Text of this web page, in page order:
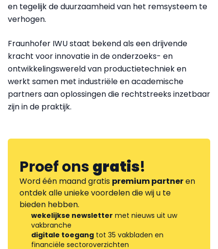
en tegelijk de duurzaamheid van het remsysteem te
verhogen.
Fraunhofer IWU staat bekend als een drijvende
kracht voor innovatie in de onderzoeks- en
ontwikkelingswereld van productietechniek en
werkt samen met industriële en academische
partners aan oplossingen die rechtstreeks inzetbaar
zijn in de praktijk.
Proef onsgratis!
Word één maand gratis premium partneren
ontdek alle unieke voordelen die wij u te
bieden hebben.
wekelijkse newsletter met nieuws uit uw
vakbranche
digitale toegang tot 35 vakbladen en
financiële sectoroverzichten